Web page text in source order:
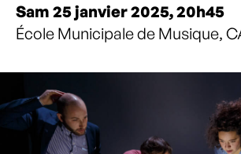
Sam 25 janvier 2025, 20h45
École Municipale de Musique,